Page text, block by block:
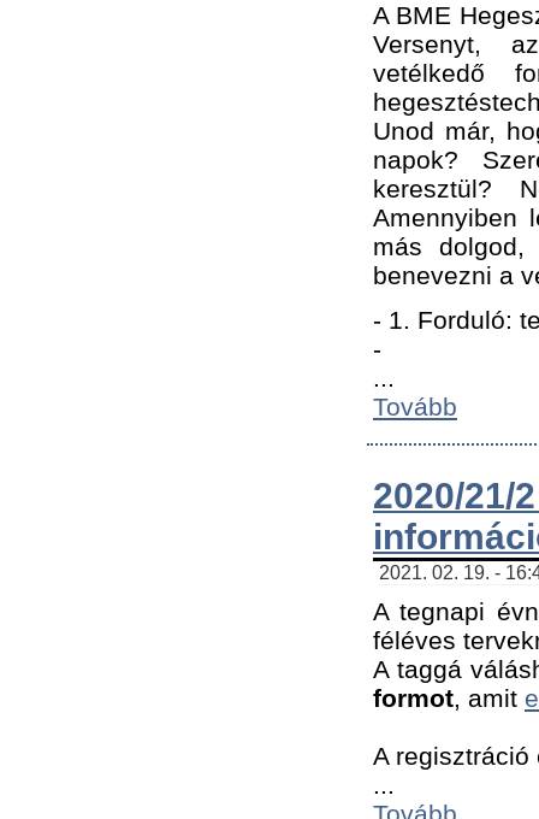
A BME
Versenyt,
vetélkedő
Unod már,
napok?
keresztül?
Amennyiben
más
benevezni a
- 1. Forduló:
-
...
Tovább
2020/
2021. 02. 19. -
A tegnapi
féléves
A taggá
formot, amit
A
...